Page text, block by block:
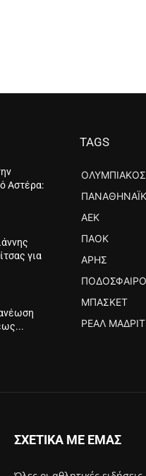
Αστέρα:
για
TAGS
ΟΛΥΜΠΙΑΚΌΣ
ΑΕΚ
ΠΑΟΚ
ΆΡΗΣ
ΠΟΔΌΣΦΑΙΡΟ
ΜΠΆΣΚΕΤ
ΡΕΆΛ
ΣΧΕΤΙΚΑ ΜΕ ΕΜΑΣ